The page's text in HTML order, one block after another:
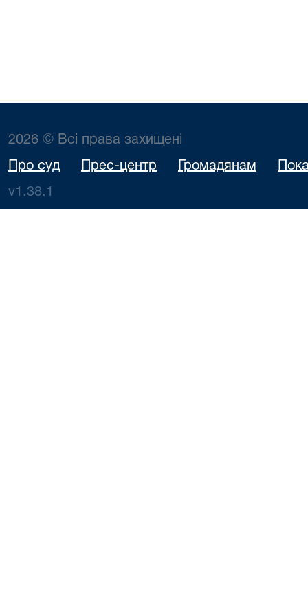
2026 © Всі права захищені
Про суд Прес-центр Громадянам
v1.38.1